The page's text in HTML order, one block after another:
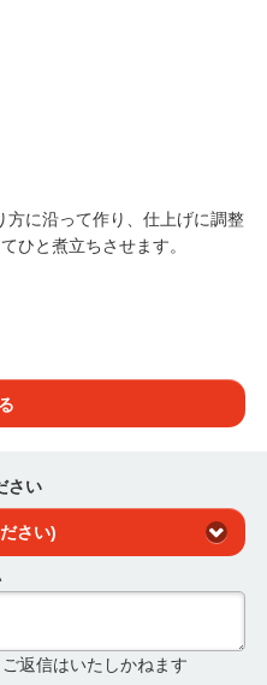
に沿って作り、仕上げに調整
ひと煮立ちさせます。
さい
さい)
返信はいたしかねます